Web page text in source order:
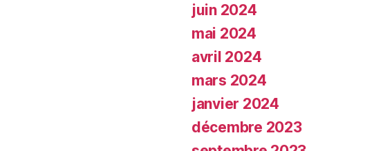
juin 2024
mai 2024
avril 2024
mars 2024
janvier 2024
décembre 2023